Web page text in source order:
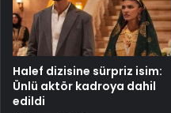
Halef dizisine sürpriz isim:
Ünlü aktör kadroya dahil
edildi